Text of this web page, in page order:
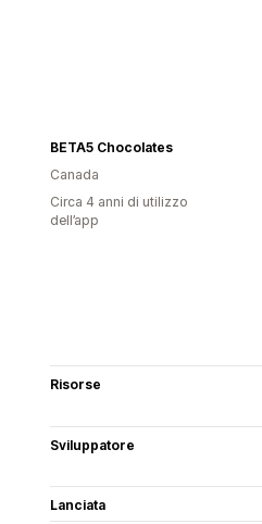
BETA5 Chocolates
Canada
Circa 4 anni di utilizzo
dell’app
Risorse
Sviluppatore
Lanciata